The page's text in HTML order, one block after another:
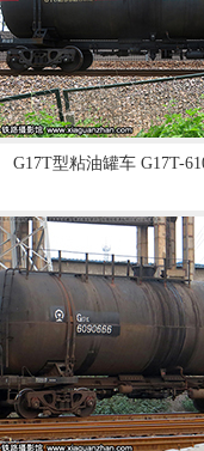
G17T型粘油罐车 G17T-